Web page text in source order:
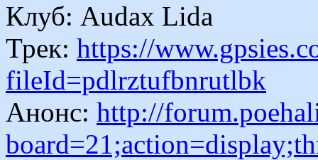
Клуб: Audax Lida
Трек: https://
fileId=pdlrztufbnrutlbk
Анонс: http://